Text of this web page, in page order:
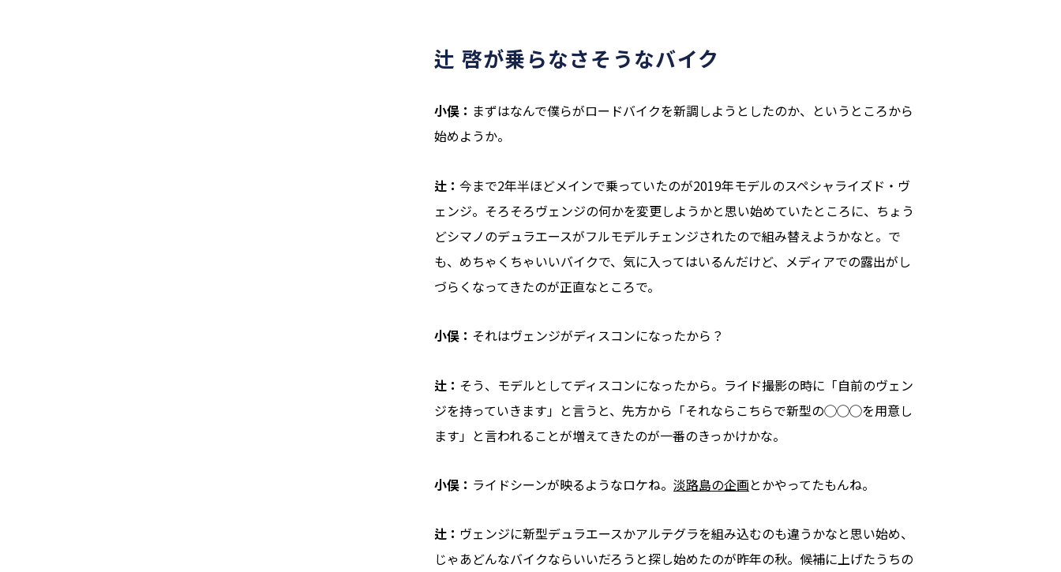
辻 啓が乗らなさそうなバイク
小俣： まずはなんで僕らがロードバイクを新調しようとしたのか、というところから
始めようか。
辻： 今まで2年半ほどメインで乗っていたのが2019年モデルのスペシャライズド・ヴ
ェンジ。そろそろヴェンジの何かを変更しようかと思い始めていたところに、ちょう
どシマノのデュラエースがフルモデルチェンジされたので組み替えようかなと。で
も、めちゃくちゃいいバイクで、気に入ってはいるんだけど、メディアでの露出がし
づらくなってきたのが正直なところで。
小俣： それはヴェンジがディスコンになったから？
辻： そう、モデルとしてディスコンになったから。ライド撮影の時に「自前のヴェン
ジを持っていきます」と言うと、先方から「それならこちらで新型の◯◯◯を用意し
ます」と言われることが増えてきたのが一番のきっかけかな。
小俣： ライドシーンが映るようなロケね。 淡路島の企画とかやってたもんね。
辻： ヴェンジに新型デュラエースかアルテグラを組み込むのも違うかなと思い始め、
じゃあどんなバイクならいいだろうと探し始めたのが昨年の秋。候補に上げたうちの